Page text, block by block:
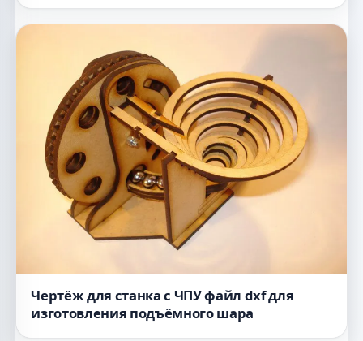
Чертёж для станка с ЧПУ файл dxf для
изготовления подъёмного шара